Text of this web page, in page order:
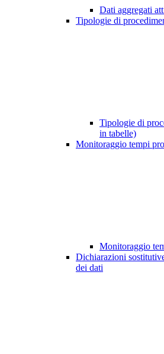
Dati aggregati
Tipologie di
Tipologie di
in tabelle)
Monitoraggio tempi
Monitoraggio
Dichiarazioni
dei dati